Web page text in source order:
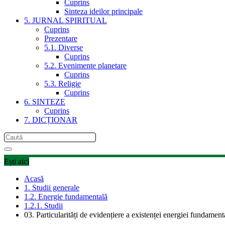
Cuprins
Sinteza ideilor principale
5. JURNAL SPIRITUAL
Cuprins
Prezentare
5.1. Diverse
Cuprins
5.2. Evenimente planetare
Cuprins
5.3. Religie
Cuprins
6. SINTEZE
Cuprins
7. DICȚIONAR
Ești aici
Acasă
1. Studii generale
1.2. Energie fundamentală
1.2.1. Studii
03. Particularități de evidențiere a existenței energiei